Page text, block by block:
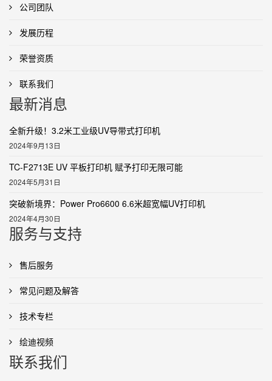
公司团队
发展历程
荣誉资质
联系我们
最新消息
全新升级！3.2米工业级UV导带式打印机
2024年9月13日
TC-F2713E UV 平板打印机 赋予打印无限可能
2024年5月31日
突破新境界：Power Pro6600 6.6米超宽幅UV打印机
2024年4月30日
服务与支持
售后服务
常见问题及解答
技术专栏
绘迪视频
联系我们